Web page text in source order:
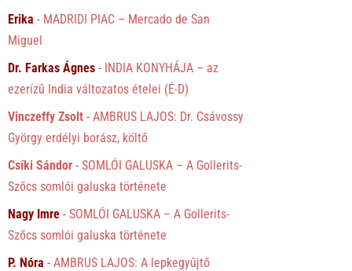
Erika - MADRIDI PIAC – Mercado de San
Miguel
Dr. Farkas Ágnes - INDIA KONYHÁJA – az
ezerízű India változatos ételei (É-D)
Vinczeffy Zsolt -AMBRUS LAJOS: Dr. Csávossy
György erdélyi borász, költő
Csíki Sándor -SOMLÓI GALUSKA – A Gollerits-
Szőcs somlói galuska története
Nagy Imre -SOMLÓI GALUSKA – A Gollerits-
Szőcs somlói galuska története
P. Nóra -AMBRUS LAJOS: A lepkegyűjtő